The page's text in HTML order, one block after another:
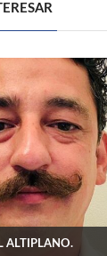
ALTIPLANO.